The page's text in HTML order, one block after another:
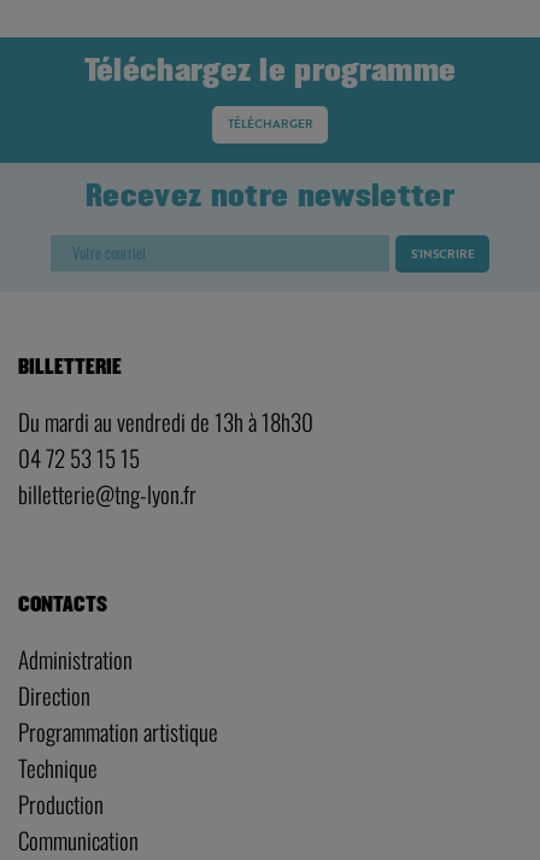
Téléchargez le programme
TÉLÉCHARGER
Recevez notre newsletter
BILLETTERIE
Du mardi au vendredi de 13h à 18h30
04 72 53 15 15
billetterie@tng-lyon.fr
CONTACTS
Administration
Direction
Programmation artistique
Technique
Production
Communication